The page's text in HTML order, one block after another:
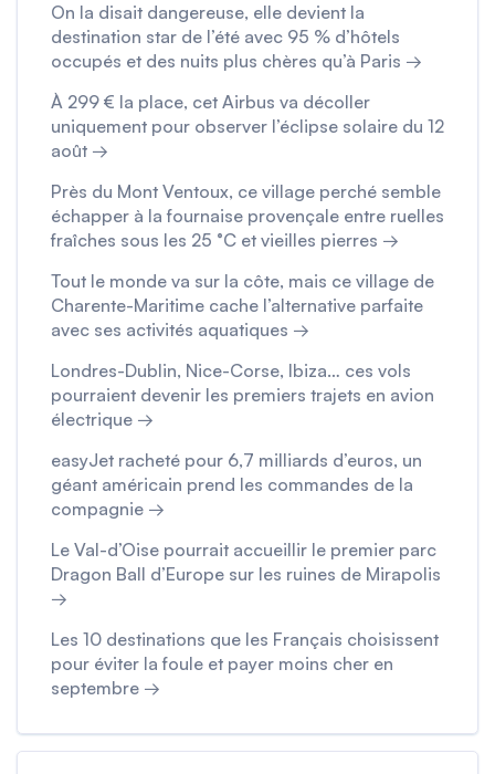
On la disait dangereuse, elle devient la
destination star de l’été avec 95 % d’hôtels
occupés et des nuits plus chères qu’à Paris →
À 299 € la place, cet Airbus va décoller
uniquement pour observer l’éclipse solaire du 12
août →
Près du Mont Ventoux, ce village perché semble
échapper à la fournaise provençale entre ruelles
fraîches sous les 25 °C et vieilles pierres →
Tout le monde va sur la côte, mais ce village de
Charente-Maritime cache l’alternative parfaite
avec ses activités aquatiques →
Londres-Dublin, Nice-Corse, Ibiza… ces vols
pourraient devenir les premiers trajets en avion
électrique →
easyJet racheté pour 6,7 milliards d’euros, un
géant américain prend les commandes de la
compagnie →
Le Val-d’Oise pourrait accueillir le premier parc
Dragon Ball d’Europe sur les ruines de Mirapolis
→
Les 10 destinations que les Français choisissent
pour éviter la foule et payer moins cher en
septembre →